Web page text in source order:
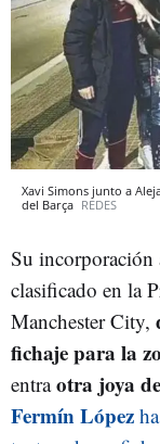
Xavi Simons junto a
del Barça REDES
Su incorporación
clasificado en la
Manchester City,
fichaje para la
entraotra joya
Fermín López